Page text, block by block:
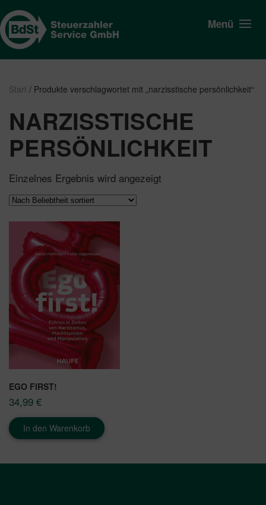
Menü
Start / Produkte verschlagwortet mit „narzisstische persönlichkeit“
NARZISSTISCHE
PERSÖNLICHKEIT
Einzelnes Ergebnis wird angezeigt
EGO FIRST!
34,99 €
In den Warenkorb